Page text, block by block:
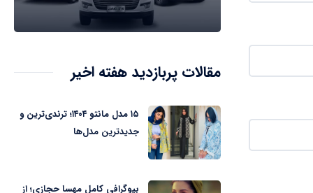
مقالات پربازدید هفته اخیر
۱۵ مدل مانتو ۱۴۰۴؛ ترندی‌ترین و
جدیدترین مدل‌ها
بیوگرافی کامل مهسا حجازی؛ از